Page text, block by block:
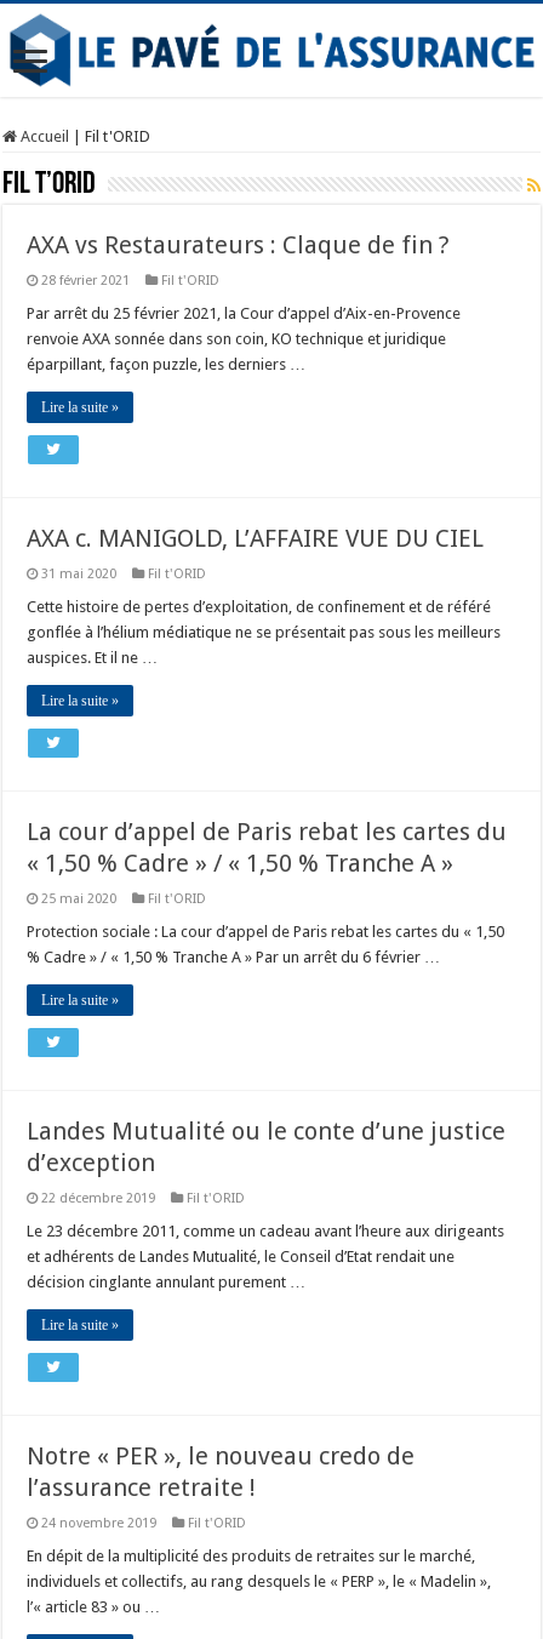
Accueil Fil t'ORID
Fil t’ORID
AXA vs Restaurateurs : Claque de fin ?
28 février 2021 Fil t'ORID
Par arrêt du 25 février 2021, la Cour d’appel d’Aix-en-Provence
renvoie AXA sonnée dans son coin, KO technique et juridique
éparpillant, façon puzzle, les derniers …
Lire la suite »
AXA c. MANIGOLD, L’AFFAIRE VUE DU CIEL
31 mai 2020 Fil t'ORID
Cette histoire de pertes d’exploitation, de confinement et de référé
gonflée à l’hélium médiatique ne se présentait pas sous les meilleurs
auspices. Et il ne …
Lire la suite »
La cour d’appel de Paris rebat les cartes du
« 1,50 % Cadre » / « 1,50 % Tranche A »
25 mai 2020 Fil t'ORID
Protection sociale : La cour d’appel de Paris rebat les cartes du « 1,50
% Cadre » / « 1,50 % Tranche A » Par un arrêt du 6 février …
Lire la suite »
Landes Mutualité ou le conte d’une justice
d’exception
22 décembre 2019 Fil t'ORID
Le 23 décembre 2011, comme un cadeau avant l’heure aux dirigeants
et adhérents de Landes Mutualité, le Conseil d’Etat rendait une
décision cinglante annulant purement …
Lire la suite »
Notre « PER », le nouveau credo de
l’assurance retraite !
24 novembre 2019 Fil t'ORID
En dépit de la multiplicité des produits de retraites sur le marché,
individuels et collectifs, au rang desquels le « PERP », le « Madelin »,
l’« article 83 » ou …